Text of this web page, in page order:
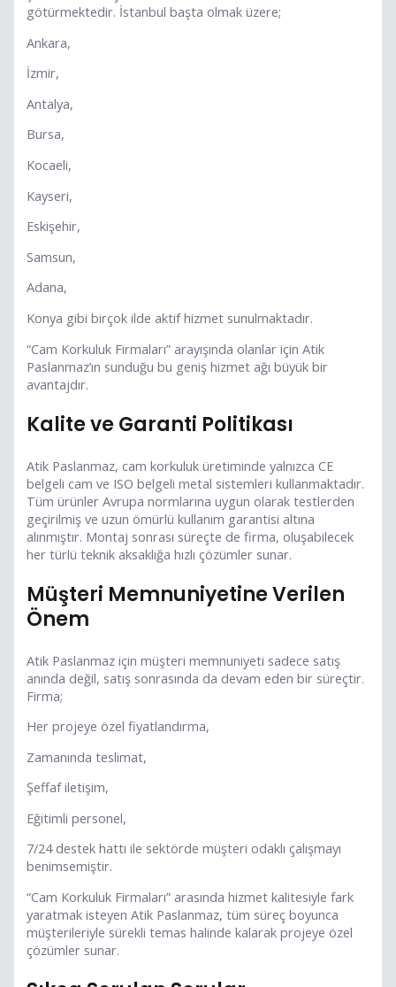
götürmektedir. İstanbul başta olmak üzere;
Ankara,
İzmir,
Antalya,
Bursa,
Kocaeli,
Kayseri,
Eskişehir,
Samsun,
Adana,
Konya gibi birçok ilde aktif hizmet sunulmaktadır.
“Cam Korkuluk Firmaları” arayışında olanlar için Atik
Paslanmaz’ın sunduğu bu geniş hizmet ağı büyük bir
avantajdır.
Kalite ve Garanti Politikası
Atik Paslanmaz, cam korkuluk üretiminde yalnızca CE
belgeli cam ve ISO belgeli metal sistemleri kullanmaktadır.
Tüm ürünler Avrupa normlarına uygun olarak testlerden
geçirilmiş ve uzun ömürlü kullanım garantisi altına
alınmıştır. Montaj sonrası süreçte de firma, oluşabilecek
her türlü teknik aksaklığa hızlı çözümler sunar.
Müşteri Memnuniyetine Verilen
Önem
Atik Paslanmaz için müşteri memnuniyeti sadece satış
anında değil, satış sonrasında da devam eden bir süreçtir.
Firma;
Her projeye özel fiyatlandırma,
Zamanında teslimat,
Şeffaf iletişim,
Eğitimli personel,
7/24 destek hattı ile sektörde müşteri odaklı çalışmayı
benimsemiştir.
“Cam Korkuluk Firmaları” arasında hizmet kalitesiyle fark
yaratmak isteyen Atik Paslanmaz, tüm süreç boyunca
müşterileriyle sürekli temas halinde kalarak projeye özel
çözümler sunar.